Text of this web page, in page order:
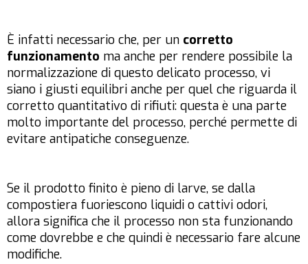
È infatti necessario che, per un corretto
funzionamento ma anche per rendere possibile la
normalizzazione di questo delicato processo, vi
siano i giusti equilibri anche per quel che riguarda il
corretto quantitativo di rifiuti: questa è una parte
molto importante del processo, perché permette di
evitare antipatiche conseguenze.
Se il prodotto finito è pieno di larve, se dalla
compostiera fuoriescono liquidi o cattivi odori,
allora significa che il processo non sta funzionando
come dovrebbe e che quindi è necessario fare alcune
modifiche.